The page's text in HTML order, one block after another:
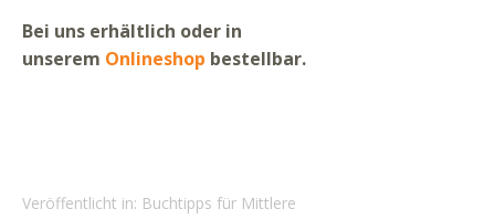
Bei uns erhältlich oder in
unserem Onlineshop bestellbar.
Veröffentlicht in: Buchtipps für Mittlere